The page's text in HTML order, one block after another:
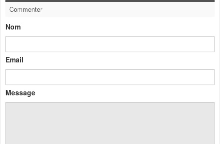
Commenter
Nom
Email
Message